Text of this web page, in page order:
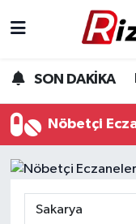
SON DAKİKA
Nöbetçi
Gündem
Yurttan
Rize Hava
Rize Trafik